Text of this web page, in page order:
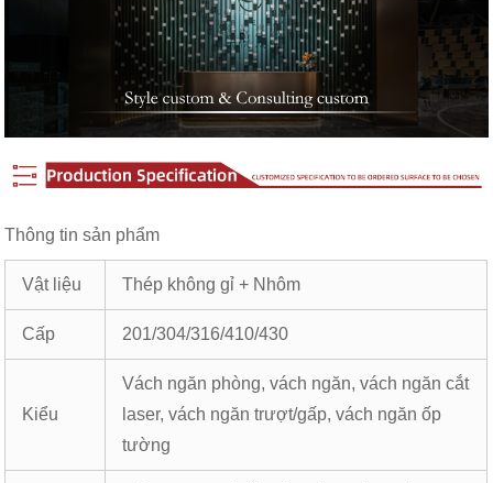
Thông tin sản phẩm
Vật liệu Thép không gỉ + Nhôm
Cấp 201/304/316/410/430
Kiểu
Vách ngăn phòng, vách ngăn, vách ngăn cắt
laser, vách ngăn trượt/gấp, vách ngăn ốp ​​
tường